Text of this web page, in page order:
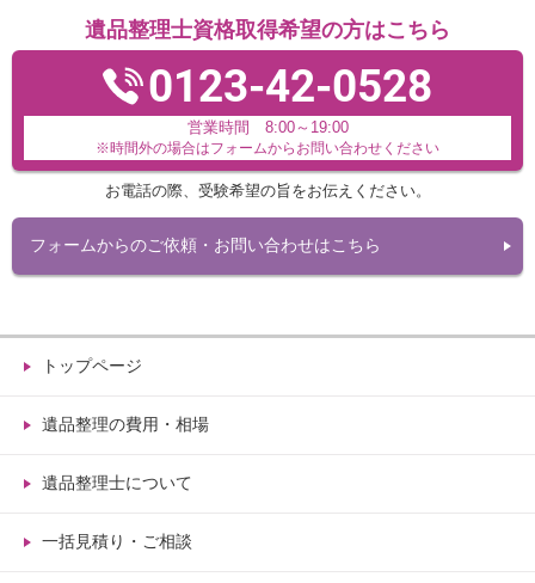
遺品整理士資格取得希望の方はこちら
0123-42-0528
営業時間 8:00～19:00
※時間外の場合はフォームからお問い合わせください
お電話の際、受験希望の旨をお伝えください。
フォームからのご依頼・お問い合わせはこちら
トップページ
遺品整理の費用・相場
遺品整理士について
一括見積り・ご相談